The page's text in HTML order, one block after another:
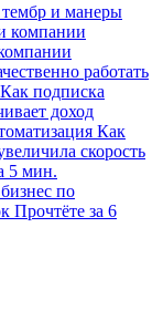
тембр и манеры
компании
работать
Как подписка
доход
Как
скорость
5 мин.
по
Прочтёте за 6